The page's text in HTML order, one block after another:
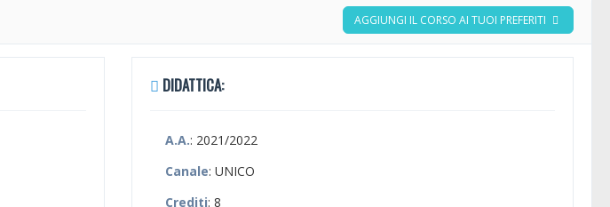
AGGIUNGI IL CORSO AI TUOI PREFERITI
DIDATTICA:
A.A.: 2021/2022
Canale: UNICO
Crediti: 8